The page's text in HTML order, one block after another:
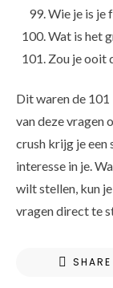
Wie je is je
Wat is het
Zou je ooit
Dit waren de 101
van deze vragen
crush krijg je een
interesse in je.
wilt stellen, kun
vragen direct te
SHARE